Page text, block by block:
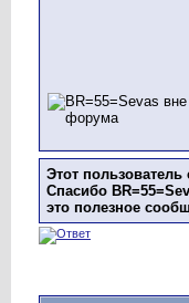
Этот пользователь
Спасибо
это полезное